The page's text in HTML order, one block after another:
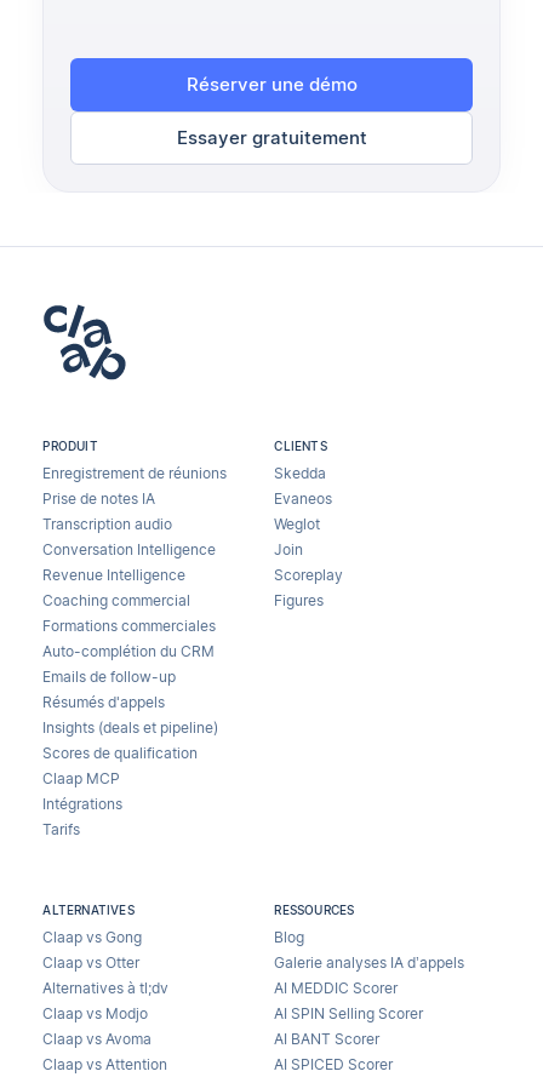
Réserver une démo
Essayer gratuitement
PRODUIT
Enregistrement de réunions
Prise de notes IA
Transcription audio
Conversation Intelligence
Revenue Intelligence
Coaching commercial
Formations commerciales
Auto-complétion du CRM
Emails de follow-up
Résumés d'appels
Insights (deals et pipeline)
Scores de qualification
Claap MCP
Intégrations
Tarifs
CLIENTS
Skedda
Evaneos
Weglot
Join
Scoreplay
Figures
ALTERNATIVES
Claap vs Gong
Claap vs Otter
Alternatives à tl;dv
Claap vs Modjo
Claap vs Avoma
Claap vs Attention
RESSOURCES
Blog
Galerie analyses IA d’appels
AI MEDDIC Scorer
AI SPIN Selling Scorer
AI BANT Scorer
AI SPICED Scorer